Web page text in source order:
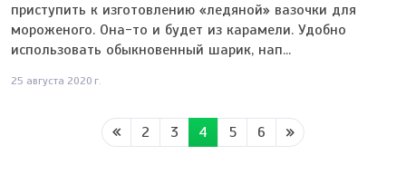
приступить к изготовлению «ледяной» вазочки для
мороженого. Она-то и будет из карамели. Удобно
использовать обыкновенный шарик, нап...
25 августа 2020 г.
2 3 4 5 6